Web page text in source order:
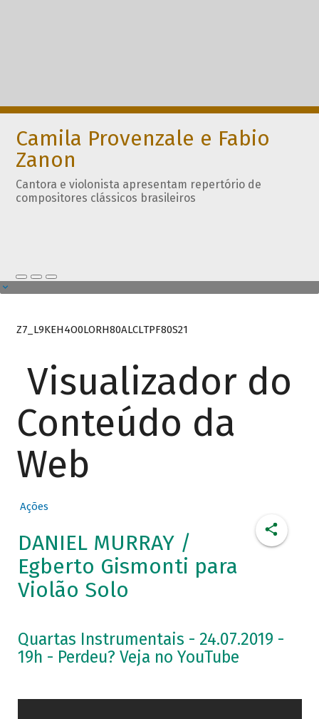
Camila Provenzale e Fabio
Zanon
Cantora e violonista apresentam repertório de
compositores clássicos brasileiros
Z7_L9KEH4O0LORH80ALCLTPF80S21
Visualizador do
Conteúdo da
Web
Ações
DANIEL MURRAY /
Egberto Gismonti para
Violão Solo
Quartas Instrumentais - 24.07.2019 -
19h - Perdeu? Veja no YouTube